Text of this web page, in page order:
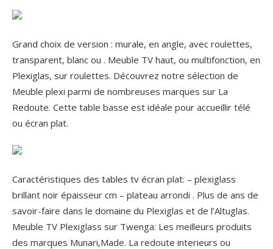
Grand choix de version : murale, en angle, avec roulettes,
transparent, blanc ou . Meuble TV haut, ou multifonction, en
Plexiglas, sur roulettes. Découvrez notre sélection de
Meuble plexi parmi de nombreuses marques sur La
Redoute. Cette table basse est idéale pour accueillir télé
ou écran plat.
Caractéristiques des tables tv écran plat: – plexiglass
brillant noir épaisseur cm – plateau arrondi . Plus de ans de
savoir-faire dans le domaine du Plexiglas et de l’Altuglas.
Meuble TV Plexiglass sur Twenga: Les meilleurs produits
des marques Munari,Made. La redoute interieurs ou